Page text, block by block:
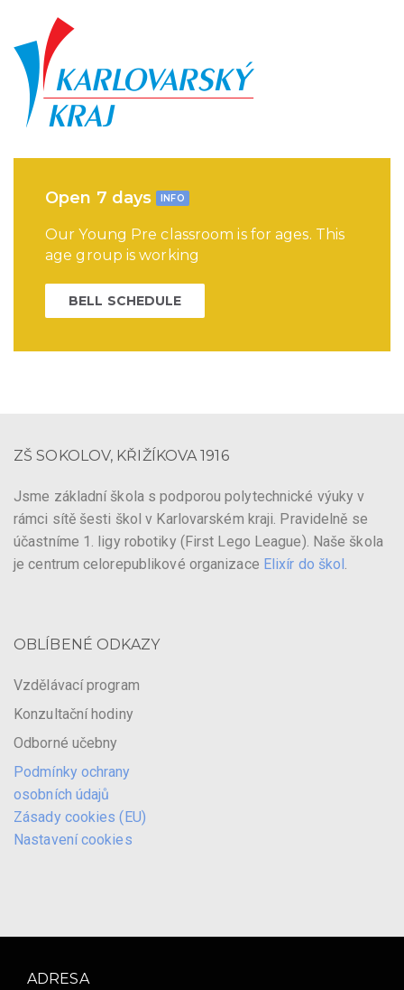
Open 7 days INFO
Our Young Pre classroom is for ages. This
age group is working
BELL SCHEDULE
ZŠ SOKOLOV, KŘIŽÍKOVA 1916
Jsme základní škola s podporou polytechnické výuky v
rámci sítě šesti škol v Karlovarském kraji. Pravidelně se
účastníme 1. ligy robotiky (First Lego League). Naše škola
je centrum celorepublikové organizace Elixír do škol .
OBLÍBENÉ ODKAZY
Vzdělávací program
Konzultační hodiny
Odborné učebny
Podmínky ochrany
osobních údajů
Zásady cookies (EU)
Nastavení cookies
ADRESA